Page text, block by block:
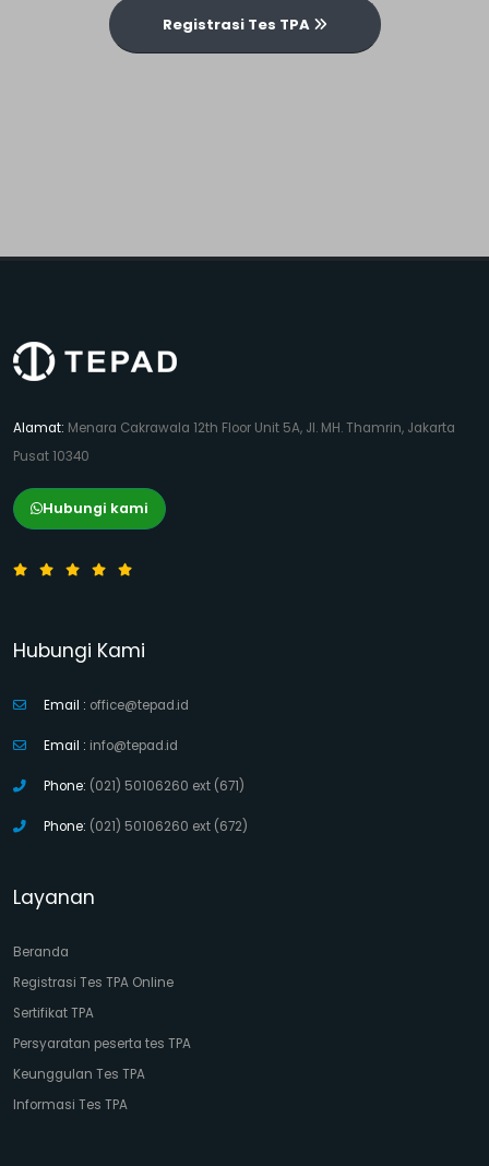
Registrasi Tes TPA
Alamat: Menara Cakrawala 12th Floor Unit 5A, Jl. MH. Thamrin, Jakarta
Pusat 10340
Hubungi kami
Hubungi Kami
Email : office@tepad.id
Email : info@tepad.id
Phone: (021) 50106260 ext (671)
Phone: (021) 50106260 ext (672)
Layanan
Beranda
Registrasi Tes TPA Online
Sertifikat TPA
Persyaratan peserta tes TPA
Keunggulan Tes TPA
Informasi Tes TPA